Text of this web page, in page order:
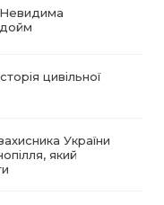
Невидима
цивільної
України
який